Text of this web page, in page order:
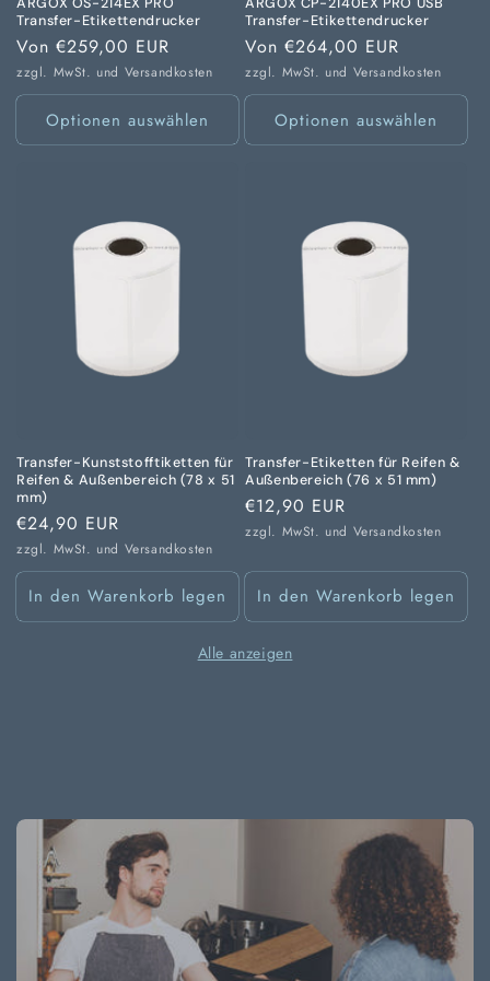
Transfer-Etikettendrucker
Normaler
Preis
Von €259,00 EUR
zzgl. MwSt. und Versandkosten
Optionen auswählen
Transfer-Etikettendrucker
Normaler
Preis
Von €264,00 EUR
zzgl. MwSt. und Versandkosten
Optionen auswählen
Transfer-Kunststofftiketten für
Reifen & Außenbereich (78 x 51
mm)
Normaler
Preis
€24,90 EUR
zzgl. MwSt. und Versandkosten
In den Warenkorb legen
Transfer-Etiketten für Reifen &
Außenbereich (76 x 51 mm)
Normaler
Preis
€12,90 EUR
zzgl. MwSt. und Versandkosten
In den Warenkorb legen
Alle anzeigen